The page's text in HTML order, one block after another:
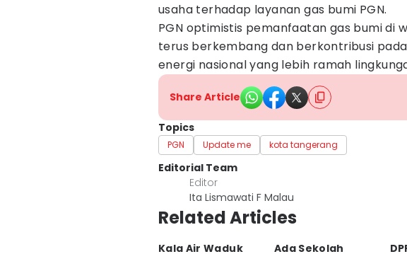
usaha terhadap layanan gas bumi PGN.
PGN optimistis pemanfaatan gas bumi di
terus berkembang dan berkontribusi
energi nasional yang lebih ramah
Share Article
Topics
PGN Update me kota tangerang
Editorial Team
Editor
Ita Lismawati F Malau
Related Articles
Kala Air Waduk Ada Sekolah